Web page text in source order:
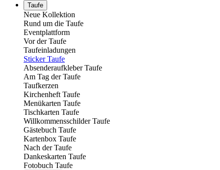
Taufe
Neue Kollektion
Rund um die Taufe
Eventplattform
Vor der Taufe
Taufeinladungen
Sticker Taufe
Absenderaufkleber Taufe
Am Tag der Taufe
Taufkerzen
Kirchenheft Taufe
Menükarten Taufe
Tischkarten Taufe
Willkommensschilder Taufe
Gästebuch Taufe
Kartenbox Taufe
Nach der Taufe
Dankeskarten Taufe
Fotobuch Taufe